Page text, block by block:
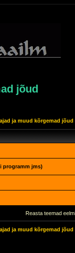
jõud
ja muud kõrgemad jõud
programm jms)
Reasta teemad
ja muud kõrgemad jõud